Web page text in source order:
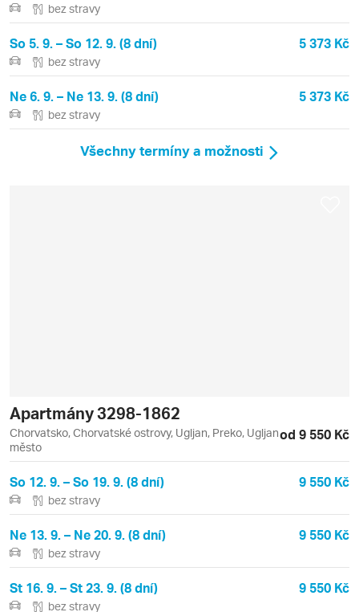
bez stravy
So 5. 9. – So 12. 9. (8 dní) 5 373 Kč
bez stravy
Ne 6. 9. – Ne 13. 9. (8 dní) 5 373 Kč
bez stravy
Všechny termíny a možnosti
Apartmány 3298-1862
Chorvatsko, Chorvatské ostrovy, Ugljan, Preko, Ugljan
město
od 9 550 Kč
So 12. 9. – So 19. 9. (8 dní) 9 550 Kč
bez stravy
Ne 13. 9. – Ne 20. 9. (8 dní) 9 550 Kč
bez stravy
St 16. 9. – St 23. 9. (8 dní) 9 550 Kč
bez stravy